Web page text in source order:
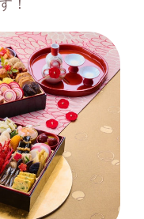
！